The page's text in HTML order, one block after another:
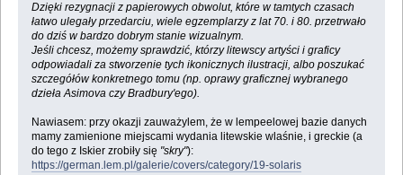
Dzięki rezygnacji z papierowych obwolut, które w tamtych czasach
łatwo ulegały przedarciu, wiele egzemplarzy z lat 70. i 80. przetrwało
do dziś w bardzo dobrym stanie wizualnym.
Jeśli chcesz, możemy sprawdzić, którzy litewscy artyści i graficy
odpowiadali za stworzenie tych ikonicznych ilustracji, albo poszukać
szczegółów konkretnego tomu (np. oprawy graficznej wybranego
dzieła Asimova czy Bradbury'ego).
Nawiasem: przy okazji zauważylem, że w lempeelowej bazie danych
mamy zamienione miejscami wydania litewskie wlaśnie, i greckie (a
do tego z Iskier zrobiły się "skry"):
https://german.lem.pl/galerie/covers/category/19-solaris